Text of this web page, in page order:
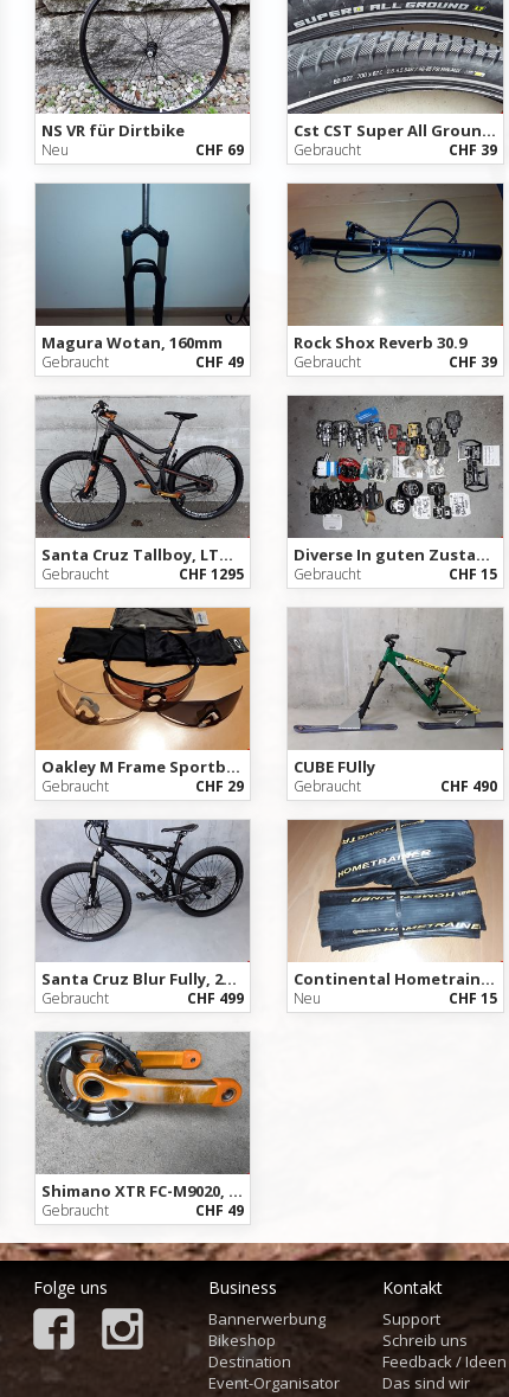
NS VR für Dirtbike
Neu CHF 69
Cst CST Super All Ground, 29Zoll
Gebraucht CHF 39
Magura Wotan, 160mm
Gebraucht CHF 49
Rock Shox Reverb 30.9
Gebraucht CHF 39
Santa Cruz Tallboy, LTDc 29 Zoll
Gebraucht CHF 1295
Diverse In guten Zustand
Gebraucht CHF 15
Oakley M Frame Sportbrille mit 3 Gläsern
Gebraucht CHF 29
CUBE FUlly
Gebraucht CHF 490
Santa Cruz Blur Fully, 26 Zoll, Gr.M
Gebraucht CHF 499
Continental Hometrainer und Rolle
Neu CHF 15
Shimano XTR FC-M9020, 175mm, 26-36
Gebraucht CHF 49
Folge uns Business
Bannerwerbung
Bikeshop
Destination
Event-Organisator
Kontakt
Support
Schreib uns
Feedback / Ideen
Das sind wir